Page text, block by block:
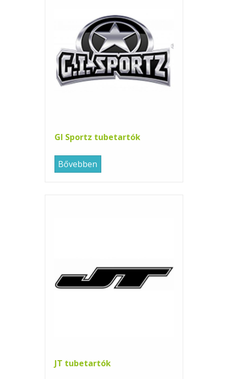
GI Sportz tubetartók
Bővebben
JT tubetartók